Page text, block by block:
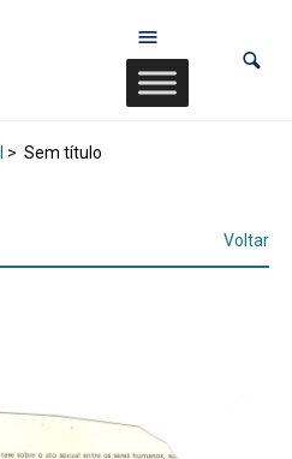
ferramentas
> Sem título
Voltar